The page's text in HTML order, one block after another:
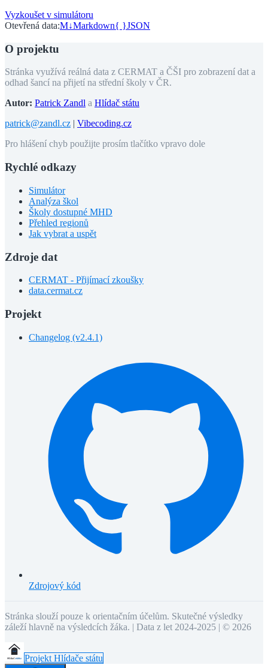
Vyzkoušet v simulátoru
Otevřená data:M↓Markdown{ }JSON
O projektu
Stránka využívá reálná data z CERMAT a ČŠI pro zobrazení dat a
odhad šancí na přijetí na střední školy v ČR.
Autor: Patrick Zandl a Hlídač státu
patrick@zandl.cz | Vibecoding.cz
Pro hlášení chyb použijte prosím tlačítko vpravo dole
Rychlé odkazy
Simulátor
Analýza škol
Školy dostupné MHD
Přehled regionů
Jak vybrat a uspět
Zdroje dat
CERMAT - Přijímací zkoušky
data.cermat.cz
Projekt
Changelog (v2.4.1)
Zdrojový kód
Stránka slouží pouze k orientačním účelům. Skutečné výsledky
záleží hlavně na výsledcích žáka. | Data z let 2024-2025 | © 2026
Projekt Hlídače státu